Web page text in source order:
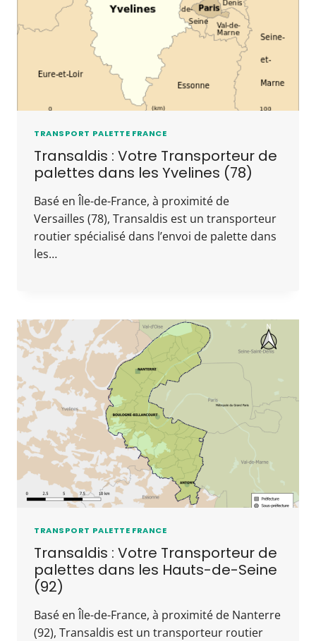
TRANSPORT PALETTE FRANCE
Transaldis : Votre Transporteur de
palettes dans les Yvelines (78)
Basé en Île-de-France, à proximité de
Versailles (78), Transaldis est un transporteur
routier spécialisé dans l’envoi de palette dans
les…
TRANSPORT PALETTE FRANCE
Transaldis : Votre Transporteur de
palettes dans les Hauts-de-Seine
(92)
Basé en Île-de-France, à proximité de Nanterre
(92), Transaldis est un transporteur routier